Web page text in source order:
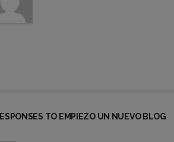
TO EMPIEZO UN NUEVO BLOG